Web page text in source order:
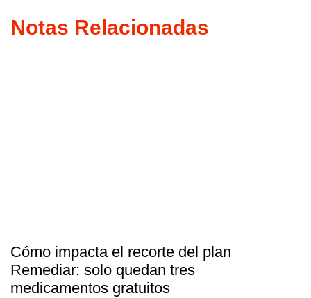
Notas Relacionadas
Cómo impacta el recorte del plan
Remediar: solo quedan tres
medicamentos gratuitos